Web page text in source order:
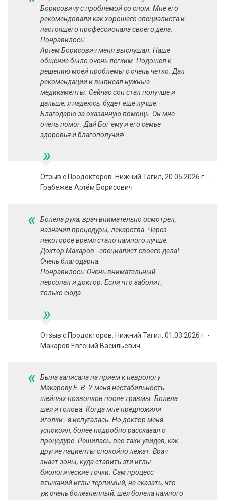
Борисовичу с проблемой со сном. Мне его
рекомендовали как хорошего специалиста и
настоящего профессионала своего дела.
Понравилось:
Артем Борисович меня выслушал. Наше
общение было очень легким. Подошел к
решению моей проблемы с очень четко. Дал
рекомендации и выписал нужные
медикаменты. Сейчас сон стал получше и
дальше, я надеюсь, будет еще лучше.
Благодарю за оказанную помощь. Он мне
очень помог. Дай Бог ему и его семье
здоровья и благополучия!
»
Отзыв с Продокторов. Нижний Тагил, 20.05.2026 г. -
Грабежев Артём Борисович
« Болела рука, врач внимательно осмотрел,
назначил процедуры, лекарства. Через
некоторое время стало намного лучше.
Доктор Макаров - специалист своего дела!
Очень благодарна.
Понравилось: Очень внимательный
персонал и доктор. Если что заболит,
только сюда.
»
Отзыв с Продокторов. Нижний Тагил, 01.03.2026 г. -
Макаров Евгений Васильевич
« Была записана на прием к неврологу
Макарову Е. В. У меня нестабильность
шейных позвонков после травмы. Болела
шея и голова. Когда мне предложили
иголки - я испугалась. Но доктор меня
успокоил, более подробно рассказал о
процедуре. Решилась, всё-таки увидев, как
другие пациенты спокойно лежат. Врач
знает зоны, куда ставить эти иглы -
биологические точки. Сам процесс
втыканий иглы терпимый, не сказать, что
уж очень болезненный, шея болела намного